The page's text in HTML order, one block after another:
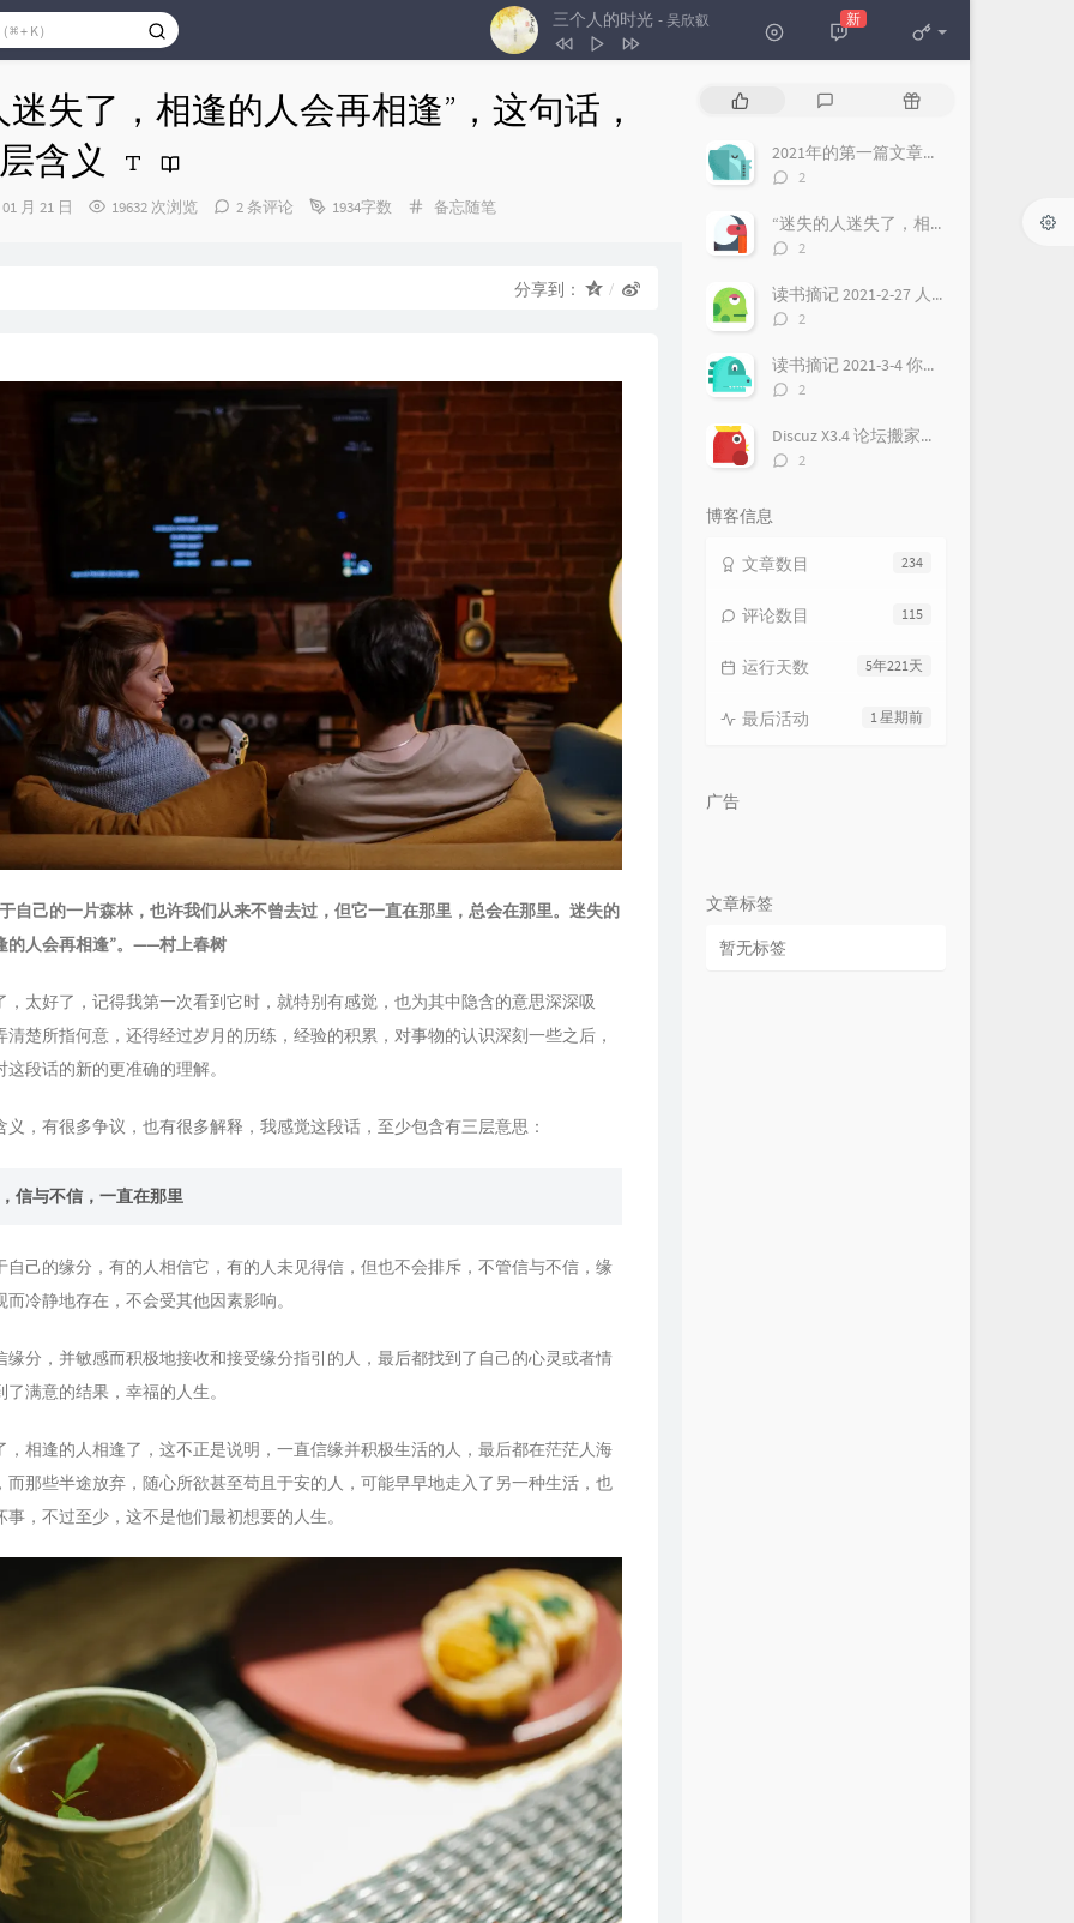
三个人的时光 - 吴欣叡
2 The Sounds of Silence
雷婷
李志辉
姜育恒
新
迷失了，相逢的人会再相逢”，这句话，
含义
月 21 日 19632 次浏览 2 条评论 1934字数
分
备忘随笔
分享到：
自己的一片森林，也许我们从来不曾去过，但它一直在那里，总会在那里。迷失的
的人会再相逢”。——村上春树
，太好了，记得我第一次看到它时，就特别有感觉，也为其中隐含的意思深深吸
清楚所指何意，还得经过岁月的历练，经验的积累，对事物的认识深刻一些之后，
段话的新的更准确的理解。
义，有很多争议，也有很多解释，我感觉这段话，至少包含有三层意思：
信与不信，一直在那里
自己的缘分，有的人相信它，有的人未见得信，但也不会排斥，不管信与不信，缘
冷静地存在，不会受其他因素影响。
缘分，并敏感而积极地接收和接受缘分指引的人，最后都找到了自己的心灵或者情
满意的结果，幸福的人生。
，相逢的人相逢了，这不正是说明，一直信缘并积极生活的人，最后都在茫茫人海
而那些半途放弃，随心所欲甚至苟且于安的人，可能早早地走入了另一种生活，也
，不过至少，这不是他们最初想要的人生。
章
评
随
文2021年的第一篇文章（为什么要建立本博客？）
评
数：
2
“迷失的人迷失了，相逢的人会再相逢”，这句话，至少有三层含义
评
数：
2
读书摘记 2021-2-27 人生每一次进阶，都需要更换操作系统，最好把过去都遗忘！
评
数：
2
读书摘记 2021-3-4 你最终会成为你想要的样子，如果你真的非常想，虽然听起来有点违心，但是强大的愿望确实非常重要！
评
数：
2
Discuz X3.4 论坛搬家换域名 整站迁移过程
评
2
博客信息
234
文章数目
115
评论数目
5年221天
运行天数
1 星期前
最后活动
广告
文章标签
暂无标签